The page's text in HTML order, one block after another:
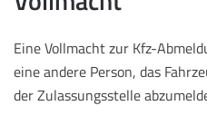
Eine Vollmacht zur Kfz-
eine andere Person, das
der Zulassungsstelle